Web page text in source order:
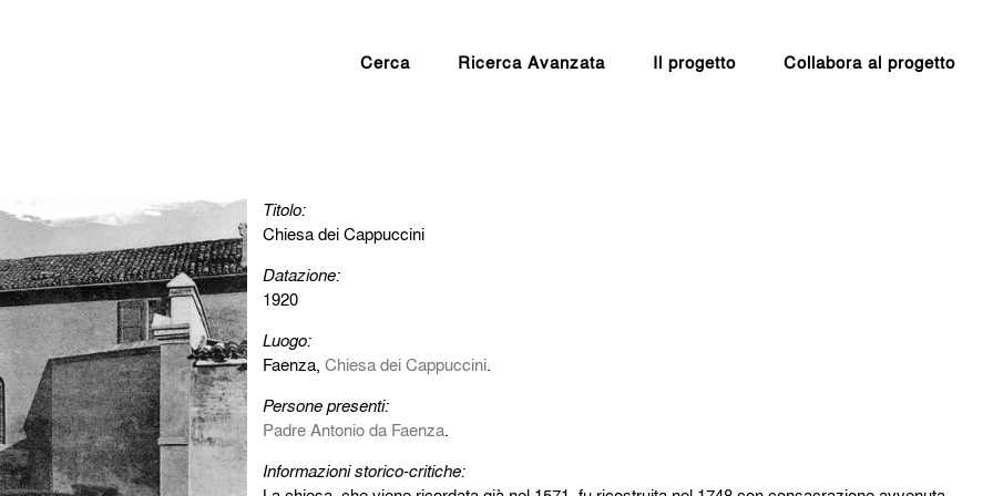
Cerca Ricerca Avanzata Il progetto Collabora al progetto
Titolo:
Chiesa dei Cappuccini
Datazione:
1920
Luogo:
Faenza, Chiesa dei Cappuccini.
Persone presenti:
Padre Antonio da Faenza.
Informazioni storico-critiche: